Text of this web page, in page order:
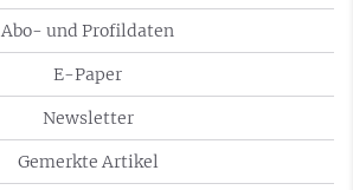
Abo- und Profildaten
E-Paper
Newsletter
Gemerkte Artikel